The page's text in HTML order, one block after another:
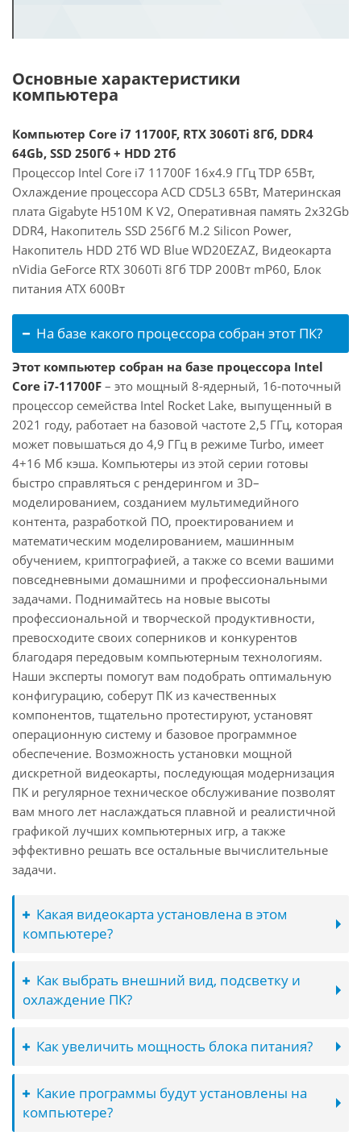
Основные характеристики
компьютера
Компьютер Core i7 11700F, RTX 3060Ti 8Гб, DDR4
64Gb, SSD 250Гб + HDD 2Тб
Процессор Intel Core i7 11700F 16x4.9 ГГц TDP 65Вт,
Охлаждение процессора ACD CD5L3 65Вт, Материнская
плата Gigabyte H510M K V2, Оперативная память 2x32Gb
DDR4, Накопитель SSD 256Гб M.2 Silicon Power,
Накопитель HDD 2Тб WD Blue WD20EZAZ, Видеокарта
nVidia GeForce RTX 3060Ti 8Гб TDP 200Вт mP60, Блок
питания ATX 600Вт
На базе какого процессора собран этот ПК?
Этот компьютер собран на базе процессора Intel
Core i7-11700F – это мощный 8-ядерный, 16-поточный
процессор семейства Intel Rocket Lake, выпущенный в
2021 году, работает на базовой частоте 2,5 ГГц, которая
может повышаться до 4,9 ГГц в режиме Turbo, имеет
4+16 Мб кэша. Компьютеры из этой серии готовы
быстро справляться с рендерингом и 3D–
моделированием, созданием мультимедийного
контента, разработкой ПО, проектированием и
математическим моделированием, машинным
обучением, криптографией, а также со всеми вашими
повседневными домашними и профессиональными
задачами. Поднимайтесь на новые высоты
профессиональной и творческой продуктивности,
превосходите своих соперников и конкурентов
благодаря передовым компьютерным технологиям.
Наши эксперты помогут вам подобрать оптимальную
конфигурацию, соберут ПК из качественных
компонентов, тщательно протестируют, установят
операционную систему и базовое программное
обеспечение. Возможность установки мощной
дискретной видеокарты, последующая модернизация
ПК и регулярное техническое обслуживание позволят
вам много лет наслаждаться плавной и реалистичной
графикой лучших компьютерных игр, а также
эффективно решать все остальные вычислительные
задачи.
Какая видеокарта установлена в этом
компьютере?
Как выбрать внешний вид, подсветку и
охлаждение ПК?
Как увеличить мощность блока питания?
Какие программы будут установлены на
компьютере?